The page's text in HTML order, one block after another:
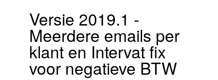
Versie 2019.1 -
Meerdere emails per
klant en Intervat fix
voor negatieve BTW